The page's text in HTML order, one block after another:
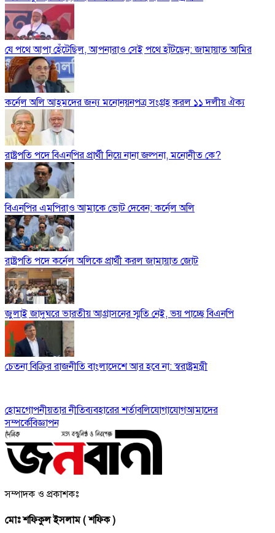
যে পথে আপা হেঁটেছিল, আপনারাও সেই পথে হাঁটছেন: জামায়াত আমির
কর্নেল অলি আহমদের জন্য মনোনয়নপত্র সংগ্রহ করল ১১ দলীয় ঐক্য
রাষ্ট্রপতি পদে বিএনপির প্রার্থী নিয়ে নানা জল্পনা, মনোনীত কে?
বিএনপির এমপিরাও আমাকে ভোট দেবেন: কর্নেল অলি
রাষ্ট্রপতি পদে কর্নেল অলিকে প্রার্থী করল জামায়াত জোট
জুলাই জাদুঘরে ভারতীয় আগ্রাসনের স্মৃতি নেই, ভয় পাচ্ছে বিএনপি
চেতনা বিক্রির রাজনীতি বাংলাদেশে আর হবে না: স্বরাষ্ট্রমন্ত্রী
হোমগোপনীয়তার নীতিব্যবহারের শর্তাবলিযোগাযোগআমাদের
সম্পর্কেবিজ্ঞাপন
সম্পাদক ও প্রকাশকঃ
মোঃ শফিকুল ইসলাম ( শফিক )